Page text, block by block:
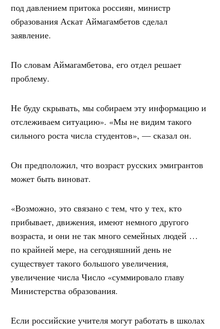
под давлением притока россиян, министр
образования Аскат Аймагамбетов сделал
заявление.
По словам Аймагамбетова, его отдел решает
проблему.
Не буду скрывать, мы собираем эту информацию и
отслеживаем ситуацию». «Мы не видим такого
сильного роста числа студентов», — сказал он.
Он предположил, что возраст русских эмигрантов
может быть виноват.
«Возможно, это связано с тем, что у тех, кто
прибывает, движения, имеют немного другого
возраста, и они не так много семейных людей …
по крайней мере, на сегодняшний день не
существует такого большого увеличения,
увеличение числа Число «суммировало главу
Министерства образования.
Если российские учителя могут работать в школах